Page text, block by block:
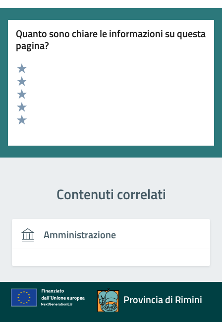
Quanto sono chiare le informazioni su questa
pagina?
Valuta 5 stelle su 5
Valuta 4 stelle su 5
Valuta 3 stelle su 5
Valuta 2 stelle su 5
Contenuti correlati
Amministrazione
Provincia di Rimini